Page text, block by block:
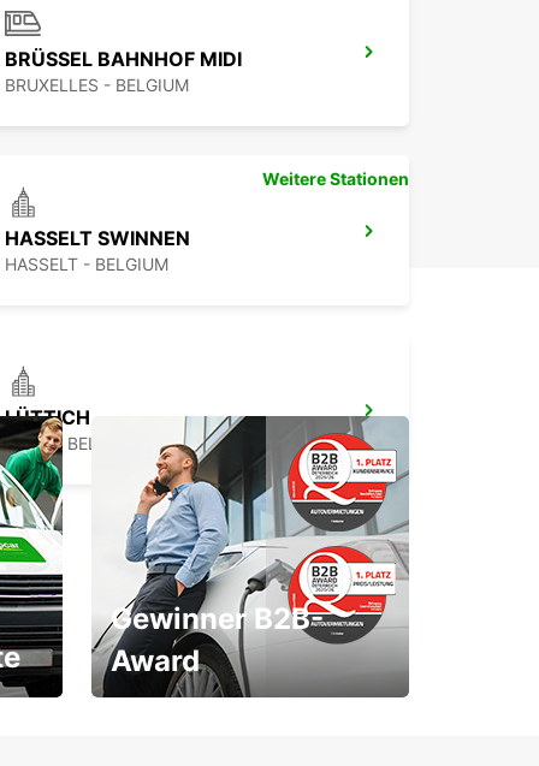
BRÜSSEL BAHNHOF MIDI
BRUXELLES - BELGIUM
HASSELT SWINNEN
HASSELT - BELGIUM
LÜTTICH
LIEGE - BELGIUM
Weitere Stationen
Gewinner B2B-
Award